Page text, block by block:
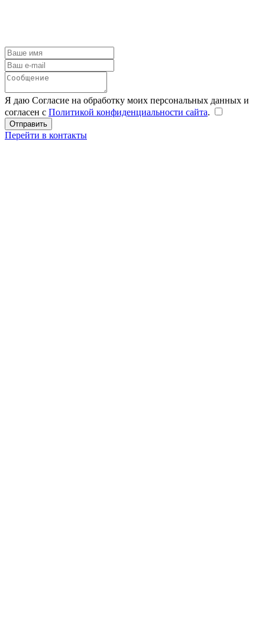
Я даю Согласие на обработку моих персональных данных и
согласен с Политикой конфиденциальности сайта.
Перейти в контакты